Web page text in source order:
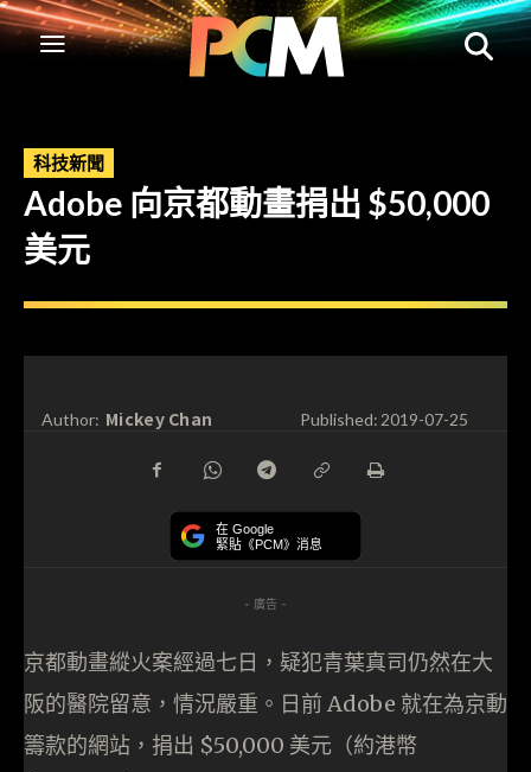
科技新聞
Adobe 向京都動畫捐出 $50,000
美元
Author: Mickey Chan Published:2019-07-25
在 Google
緊貼《PCM》消息
- 廣告 -
京都動畫縱火案經過七日，疑犯青葉真司仍然在大
阪的醫院留意，情況嚴重。日前 Adobe 就在為京動
籌款的網站，捐出 $50,000 美元（約港幣